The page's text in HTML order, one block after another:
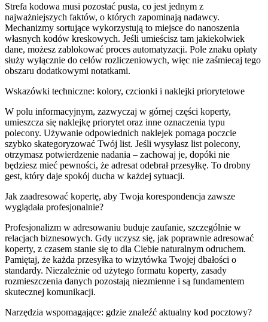
Strefa kodowa musi pozostać pusta, co jest jednym z
najważniejszych faktów, o których zapominają nadawcy.
Mechanizmy sortujące wykorzystują to miejsce do nanoszenia
własnych kodów kreskowych. Jeśli umieścisz tam jakiekolwiek
dane, możesz zablokować proces automatyzacji. Pole znaku opłaty
służy wyłącznie do celów rozliczeniowych, więc nie zaśmiecaj tego
obszaru dodatkowymi notatkami.
Wskazówki techniczne: kolory, czcionki i naklejki priorytetowe
W polu informacyjnym, zazwyczaj w górnej części koperty,
umieszcza się naklejkę priorytet oraz inne oznaczenia typu
polecony. Używanie odpowiednich naklejek pomaga poczcie
szybko skategoryzować Twój list. Jeśli wysyłasz list polecony,
otrzymasz potwierdzenie nadania – zachowaj je, dopóki nie
będziesz mieć pewności, że adresat odebrał przesyłkę. To drobny
gest, który daje spokój ducha w każdej sytuacji.
Jak zaadresować kopertę, aby Twoja korespondencja zawsze
wyglądała profesjonalnie?
Profesjonalizm w adresowaniu buduje zaufanie, szczególnie w
relacjach biznesowych. Gdy uczysz się, jak poprawnie adresować
koperty, z czasem stanie się to dla Ciebie naturalnym odruchem.
Pamiętaj, że każda przesyłka to wizytówka Twojej dbałości o
standardy. Niezależnie od użytego formatu koperty, zasady
rozmieszczenia danych pozostają niezmienne i są fundamentem
skutecznej komunikacji.
Narzędzia wspomagające: gdzie znaleźć aktualny kod pocztowy?